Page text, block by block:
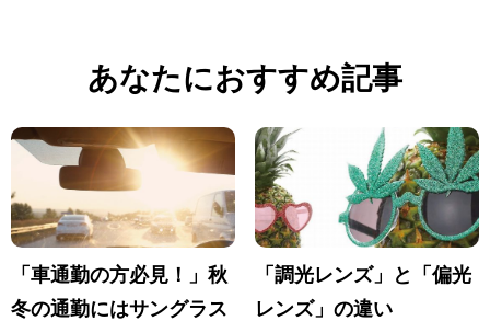
あなたにおすすめ記事
「車通勤の方必見！」秋
冬の通勤にはサングラス
「調光レンズ」と「偏光
レンズ」の違い